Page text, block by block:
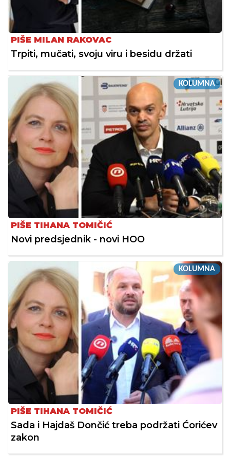
PIŠE MILAN RAKOVAC
Trpiti, mučati, svoju viru i besidu držati
KOLUMNA
PIŠE TIHANA TOMIČIĆ
Novi predsjednik - novi HOO
KOLUMNA
PIŠE TIHANA TOMIČIĆ
Sada i Hajdaš Dončić treba podržati Ćorićev
zakon